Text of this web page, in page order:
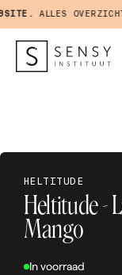
ALLES
HELTITUDE
Heltitude -
Mango
In voorraad